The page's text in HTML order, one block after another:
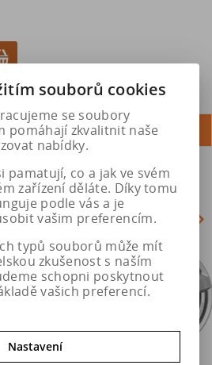
Akce
souborů cookies
se soubory
pomáhají zkvalitnit naše
nabídky.
pamatují, co a jak ve svém
zařízení děláte. Díky tomu
podle vás a je
vašim preferencím.
typů souborů může mít
zkušenost s naším
schopni poskytnout
vašich preferencí.
Nastavení